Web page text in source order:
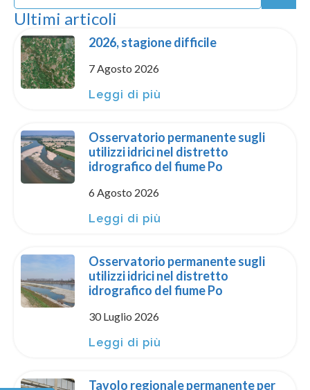
Ultimi articoli
2026, stagione difficile
7 Agosto 2026
Leggi di più
Osservatorio permanente sugli
utilizzi idrici nel distretto
idrografico del fiume Po
6 Agosto 2026
Leggi di più
Osservatorio permanente sugli
utilizzi idrici nel distretto
idrografico del fiume Po
30 Luglio 2026
Leggi di più
Tavolo regionale permanente per